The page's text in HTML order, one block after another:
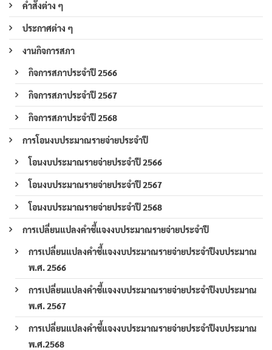
คำสั่งต่าง ๆ
ประกาศต่าง ๆ
งานกิจการสภา
กิจการสภาประจำปี 2566
กิจการสภาประจำปี 2567
กิจการสภาประจำปี 2568
การโอนงบประมาณรายจ่ายประจำปี
โอนงบประมาณรายจ่ายประจำปี 2566
โอนงบประมาณรายจ่ายประจำปี 2567
โอนงบประมาณรายจ่ายประจำปี 2568
การเปลี่ยนแปลงคำชี้แจงงบประมาณรายจ่ายประจำปี
การเปลี่ยนแปลงคำชี้แจงงบประมาณรายจ่ายประจำปีงบประมาณ
พ.ศ. 2566
การเปลี่ยนแปลงคำชี้แจงงบประมาณรายจ่ายประจำปีงบประมาณ
พ.ศ. 2567
การเปลี่ยนแปลงคำชี้แจงงบประมาณรายจ่ายประจำปีงบประมาณ
พ.ศ.2568